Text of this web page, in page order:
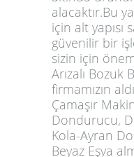
alacaktır.Bu
için alt yapısı
güvenilir bir
sizin için
Arızalı Bozuk
firmamızın
Çamaşır
Dondurucu,
Kola-Ayran
Beyaz Eşya